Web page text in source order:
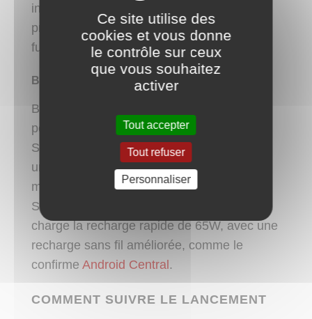
intégration forte de la technologie Wi-Fi 7,
promettant des vitesses de connexion
fulgurantes.
BATTERIE ET RECHARGE
Bien qu’un smartphone fin soit souvent
perçu comme ayant une autonomie limitée,
Samsung aurait trouvé un moyen de loger
une batterie de 4 500 mAh tout en
maintenant une finesse remarquable. Le
S25 Edge pourrait également prendre en
charge la recharge rapide de 65W, avec une
recharge sans fil améliorée, comme le
confirme Android Central.
COMMENT SUIVRE LE LANCEMENT
Ce site utilise des
cookies et vous donne
le contrôle sur ceux
que vous souhaitez
activer
Tout accepter
Tout refuser
Personnaliser